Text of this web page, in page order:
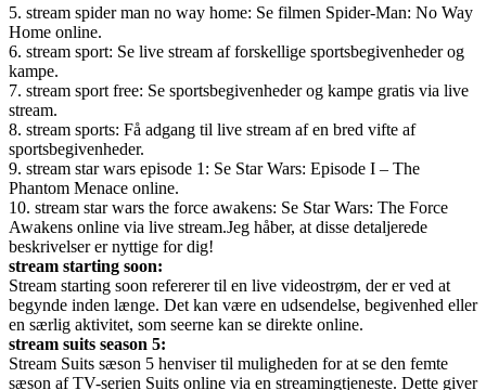
5. stream spider man no way home: Se filmen Spider-Man: No Way
Home online.
6. stream sport: Se live stream af forskellige sportsbegivenheder og
kampe.
7. stream sport free: Se sportsbegivenheder og kampe gratis via live
stream.
8. stream sports: Få adgang til live stream af en bred vifte af
sportsbegivenheder.
9. stream star wars episode 1: Se Star Wars: Episode I – The
Phantom Menace online.
10. stream star wars the force awakens: Se Star Wars: The Force
Awakens online via live stream.Jeg håber, at disse detaljerede
beskrivelser er nyttige for dig!
stream starting soon:
Stream starting soon refererer til en live videostrøm, der er ved at
begynde inden længe. Det kan være en udsendelse, begivenhed eller
en særlig aktivitet, som seerne kan se direkte online.
stream suits season 5:
Stream Suits sæson 5 henviser til muligheden for at se den femte
sæson af TV-serien Suits online via en streamingtjeneste. Dette giver